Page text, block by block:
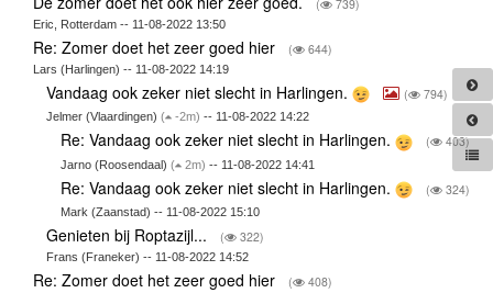
( 739)
Eric, Rotterdam -- 11-08-2022 13:50
Re: Zomer doet het zeer goed hier ( 644)
Lars (Harlingen) -- 11-08-2022 14:19
Vandaag ook zeker niet slecht in Harlingen. ( 794)
Jelmer (Vlaardingen)( -2m) -- 11-08-2022 14:22
Re: Vandaag ook zeker niet slecht in Harlingen. ( 403)
Jarno (Roosendaal) ( 2m) -- 11-08-2022 14:41
Re: Vandaag ook zeker niet slecht in Harlingen. ( 324)
Mark (Zaanstad) -- 11-08-2022 15:10
Genieten bij Roptazijl... ( 322)
Frans (Franeker) -- 11-08-2022 14:52
Re: Zomer doet het zeer goed hier ( 408)